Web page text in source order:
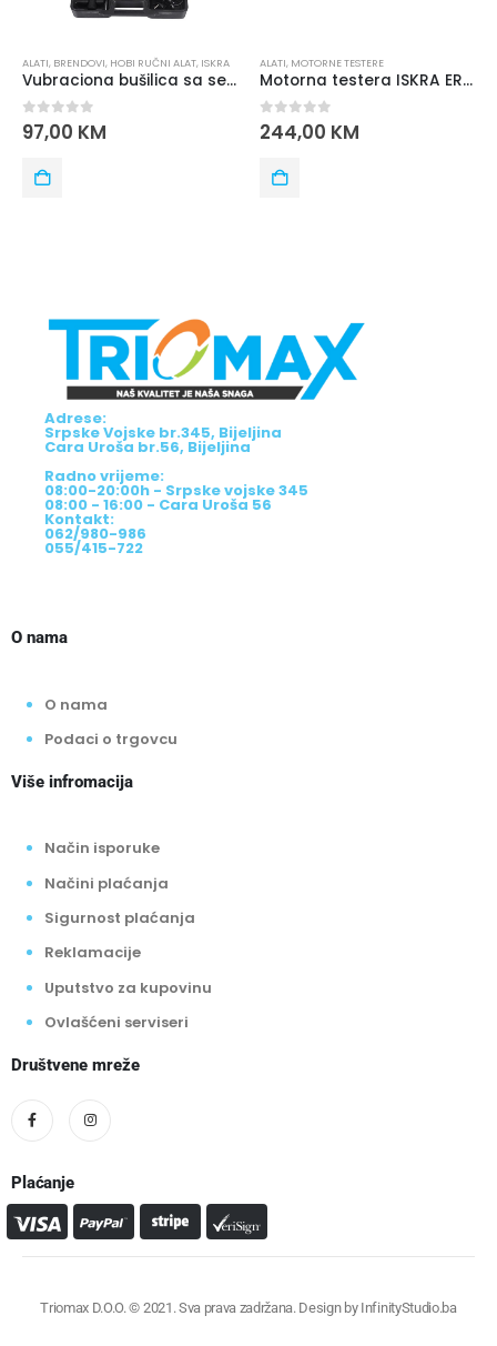
HOBI RUČNI ALAT,ISKRA
Vubraciona bušilica sa setom alata ISKRA GX-BMC002
ALATI,MOTORNE TESTERE
Motorna testera ISKRA ERO IE-GC401
Adrese:
Srpske Vojske br.345, Bijeljina
Cara Uroša br.56, Bijeljina
Radno vrijeme:
08:00-20:00h - Srpske vojske 345
08:00 - 16:00 - Cara Uroša 56
Kontakt:
062/980-986
055/415-722
O nama
O nama
Podaci o trgovcu
Više infromacija
Način isporuke
Načini plaćanja
Sigurnost plaćanja
Reklamacije
Uputstvo za kupovinu
Ovlašćeni serviseri
Društvene mreže
Plaćanje
Triomax D.O.O. © 2021. Sva prava zadržana. Design by InfinityStudio.ba